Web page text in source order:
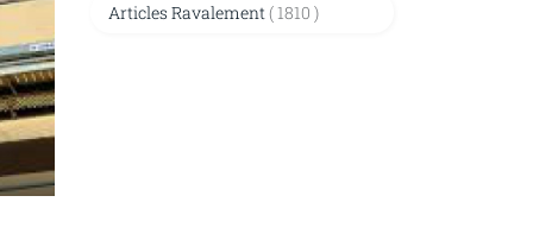
Articles Ravalement( 1810 )